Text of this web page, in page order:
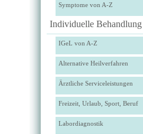
Symptome von A-Z
Individuelle Behandlung
IGeL von A-Z
Alternative Heilverfahren
Ärztliche Serviceleistungen
Freizeit, Urlaub, Sport, Beruf
Labordiagnostik